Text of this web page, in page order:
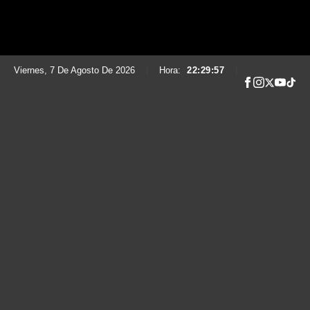
Viernes, 7 De Agosto De 2026 Hora: 22:29:58